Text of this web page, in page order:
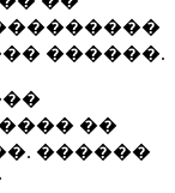
������.
��
������